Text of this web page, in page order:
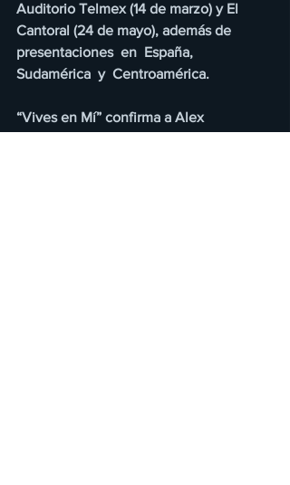
Auditorio Telmex (14 de marzo) y El
Cantoral (24 de mayo), además de
presentaciones  en  España,
Sudamérica  y  Centroamérica.
“Vives en Mí” confirma a Alex